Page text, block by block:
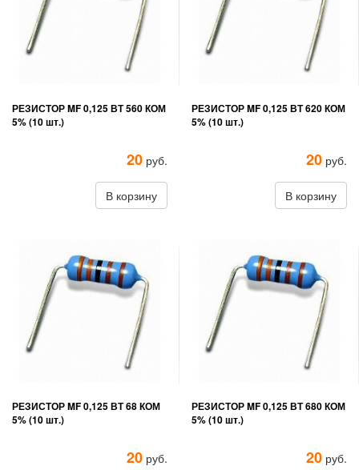
РЕЗИСТОР MF 0,125 ВТ 560 КОМ
5% (10 шт.)
20 руб.
В корзину
РЕЗИСТОР MF 0,125 ВТ 620 КОМ
5% (10 шт.)
20 руб.
В корзину
РЕЗИСТОР MF 0,125 ВТ 68 КОМ
5% (10 шт.)
20 руб.
РЕЗИСТОР MF 0,125 ВТ 680 КОМ
5% (10 шт.)
20 руб.